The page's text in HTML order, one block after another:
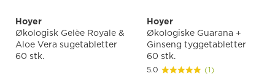
Hoyer
Økologisk Gelèe Royale &
Aloe Vera sugetabletter
60 stk.
Hoyer
Økologiske Guarana +
Ginseng tyggetabletter
60 stk.
5.0 (1)